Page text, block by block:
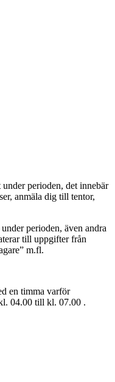
perioden, det innebär
anmäla dig till tentor,
perioden, även andra
till uppgifter från
m.fl.
en timma varför
04.00 till kl. 07.00 .